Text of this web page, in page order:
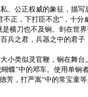
、公正权威的象征，描写
不正，下打臣不忠” ，十分
是横刀也不及锏。剑在世
兵之君，兵器之中的君子
小类似灵官鞭，锏在舞
蝴蝶”中的邓车。使用单锏者
芳，打严嵩“中的常宝童等